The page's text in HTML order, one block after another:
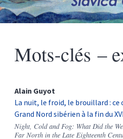
Mots-clés –
Alain Guyot
La nuit, le froid, le brouillard : ce
Grand Nord sibérien à la fin du
Night, Cold and Fog: What Did the
Far North in the Late Eighteenth